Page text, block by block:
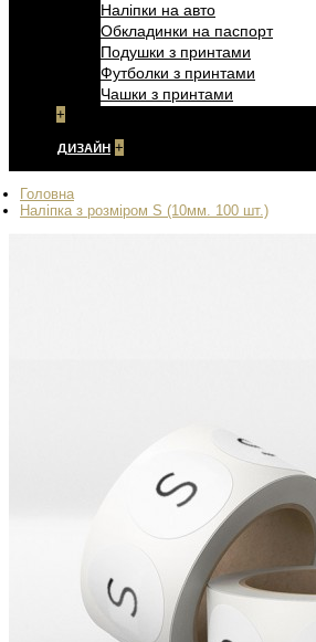
Наліпки на авто
Обкладинки на паспорт
Подушки з принтами
Футболки з принтами
Чашки з принтами
+
ДИЗАЙН +
Головна
Наліпка з розміром S (10мм. 100 шт.)